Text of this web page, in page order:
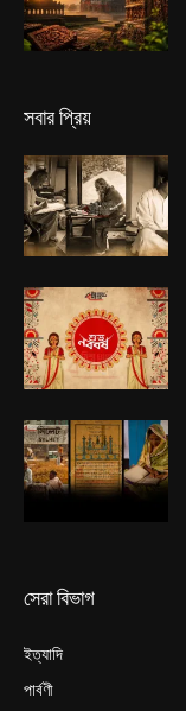
সবার প্রিয়
সেরা বিভাগ
ইত্যাদি
পার্বণী